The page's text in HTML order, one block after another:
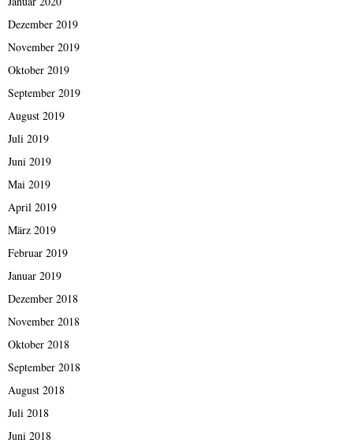
Dezember 2019
November 2019
Oktober 2019
September 2019
August 2019
Juli 2019
Juni 2019
Mai 2019
April 2019
März 2019
Februar 2019
Januar 2019
Dezember 2018
November 2018
Oktober 2018
September 2018
August 2018
Juli 2018
Juni 2018